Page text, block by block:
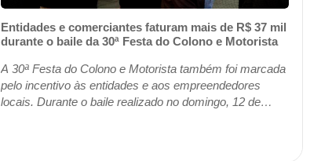
Entidades e comerciantes faturam mais de R$ 37 mil
durante o baile da 30ª Festa do Colono e Motorista
A 30ª Festa do Colono e Motorista também foi marcada
pelo incentivo às entidades e aos empreendedores
locais. Durante o baile realizado no domingo, 12 de